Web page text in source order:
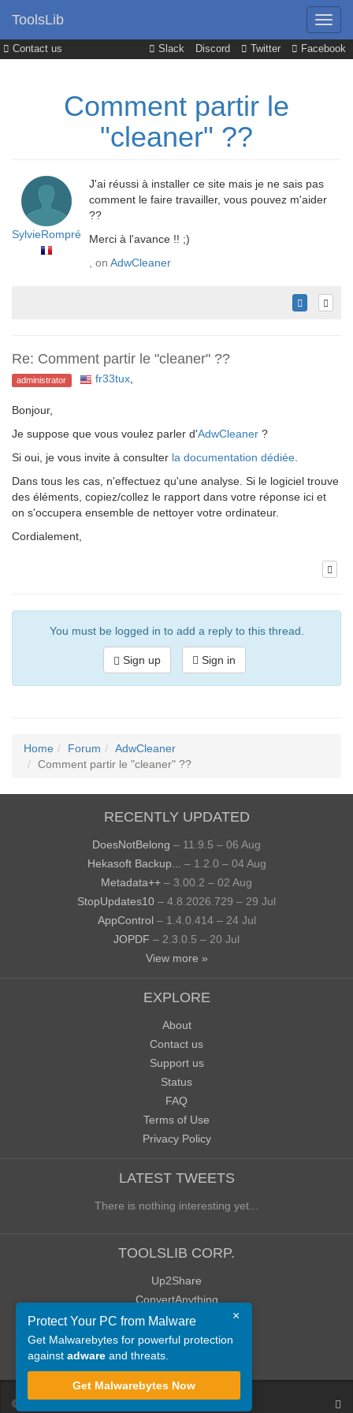
Contact us Slack Discord Twitter Facebook
ToolsLib
Comment partir le
"cleaner" ??
SylvieRompré
J'ai réussi à installer ce site mais je ne sais pas
comment le faire travailler, vous pouvez m'aider
??
Merci à l'avance !! ;)
, on AdwCleaner
Re: Comment partir le "cleaner" ??
administrator fr33tux,
Bonjour,
Je suppose que vous voulez parler d'AdwCleaner ?
Si oui, je vous invite à consulter la documentation dédiée.
Dans tous les cas, n'effectuez qu'une analyse. Si le logiciel trouve
des éléments, copiez/collez le rapport dans votre réponse ici et
on s'occupera ensemble de nettoyer votre ordinateur.
Cordialement,
You must be logged in to add a reply to this thread.
Sign up Sign in
Home Forum
AdwCleaner
Comment partir le "cleaner" ??
RECENTLY UPDATED
DoesNotBelong – 11.9.5 – 06 Aug
Hekasoft Backup...
– 1.2.0 – 04 Aug
Metadata++ – 3.00.2 – 02 Aug
StopUpdates10 – 4.8.2026.729 – 29 Jul
AppControl – 1.4.0.414 – 24 Jul
JOPDF – 2.3.0.5 – 20 Jul
View more »
EXPLORE
About
Contact us
Support us
Status
FAQ
Terms of Use
Privacy Policy
LATEST TWEETS
There is nothing interesting yet...
TOOLSLIB CORP.
Up2Share
ConvertAnything
WoWClassicUI (WCUI)
Old Blog
Old Forum
© ToolsLib
×
Protect Your PC from Malware
Get Malwarebytes for powerful protection
against adware and threats.
Get Malwarebytes Now